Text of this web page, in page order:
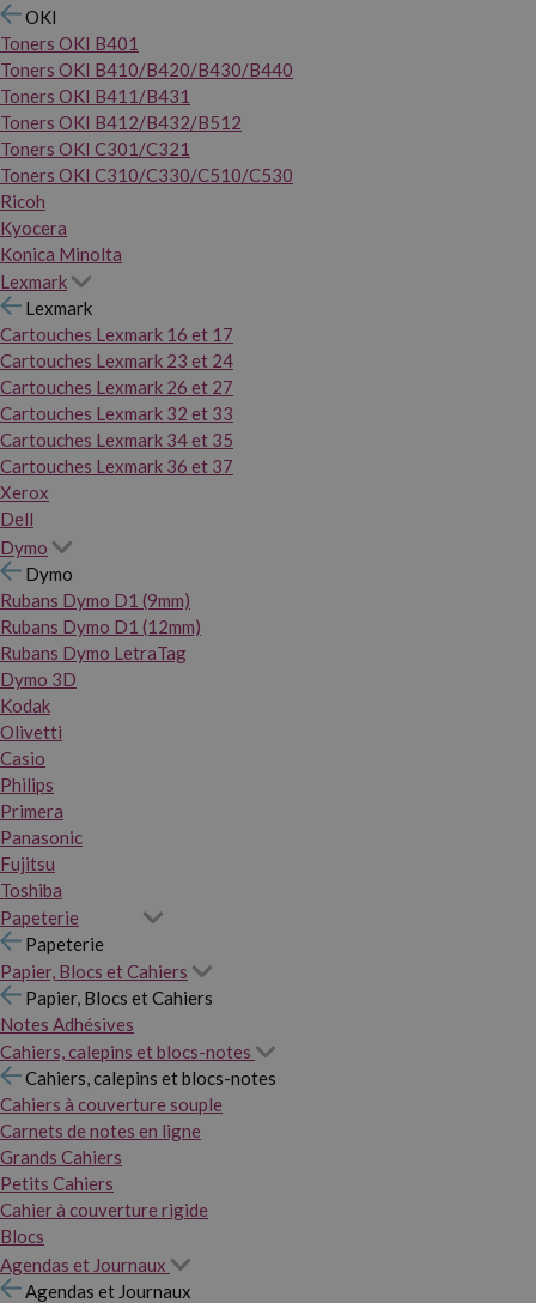
OKI
Toners OKI B401
Toners OKI B410/B420/B430/B440
Toners OKI B411/B431
Toners OKI B412/B432/B512
Toners OKI C301/C321
Toners OKI C310/C330/C510/C530
Ricoh
Kyocera
Konica Minolta
Lexmark
Lexmark
Cartouches Lexmark 16 et 17
Cartouches Lexmark 23 et 24
Cartouches Lexmark 26 et 27
Cartouches Lexmark 32 et 33
Cartouches Lexmark 34 et 35
Cartouches Lexmark 36 et 37
Xerox
Dell
Dymo
Dymo
Rubans Dymo D1 (9mm)
Rubans Dymo D1 (12mm)
Rubans Dymo LetraTag
Dymo 3D
Kodak
Olivetti
Casio
Philips
Primera
Panasonic
Fujitsu
Toshiba
Papeterie
Papeterie
Papier, Blocs et Cahiers
Papier, Blocs et Cahiers
Notes Adhésives
Cahiers, calepins et blocs-notes
Cahiers, calepins et blocs-notes
Cahiers à couverture souple
Carnets de notes en ligne
Grands Cahiers
Petits Cahiers
Cahier à couverture rigide
Blocs
Agendas et Journaux
Agendas et Journaux